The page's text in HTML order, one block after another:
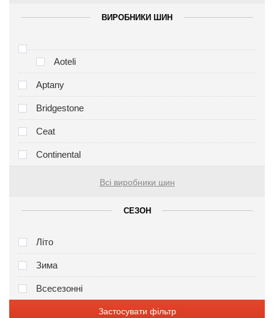
ВИРОБНИКИ ШИН
Aoteli
Aptany
Bridgestone
Ceat
Continental
Всі виробники шин
СЕЗОН
Літо
Зима
Всесезонні
Застосувати фільтр